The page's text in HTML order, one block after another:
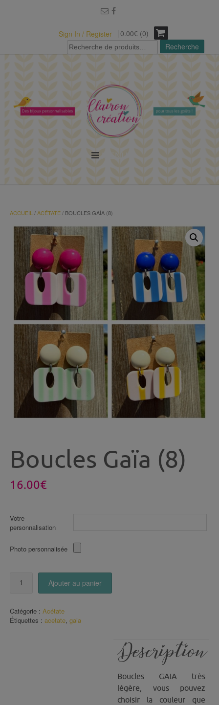
Sign In / Register
0.00€ (0)
Recherche
pour :
Recherche
ACCUEIL /ACÉTATE/ BOUCLES GAÏA (8)
Boucles Gaïa (8)
16.00€
Votre
personnalisation
Photo personnalisée
(8)
Ajouter au panier
Catégorie : Acétate
Étiquettes : acetate, gaia
Description
Boucles GAIA très
légère, vous pouvez
choisir la couleur que